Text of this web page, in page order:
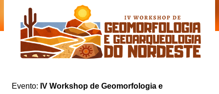
Evento: IV Workshop de Geomorfologia e